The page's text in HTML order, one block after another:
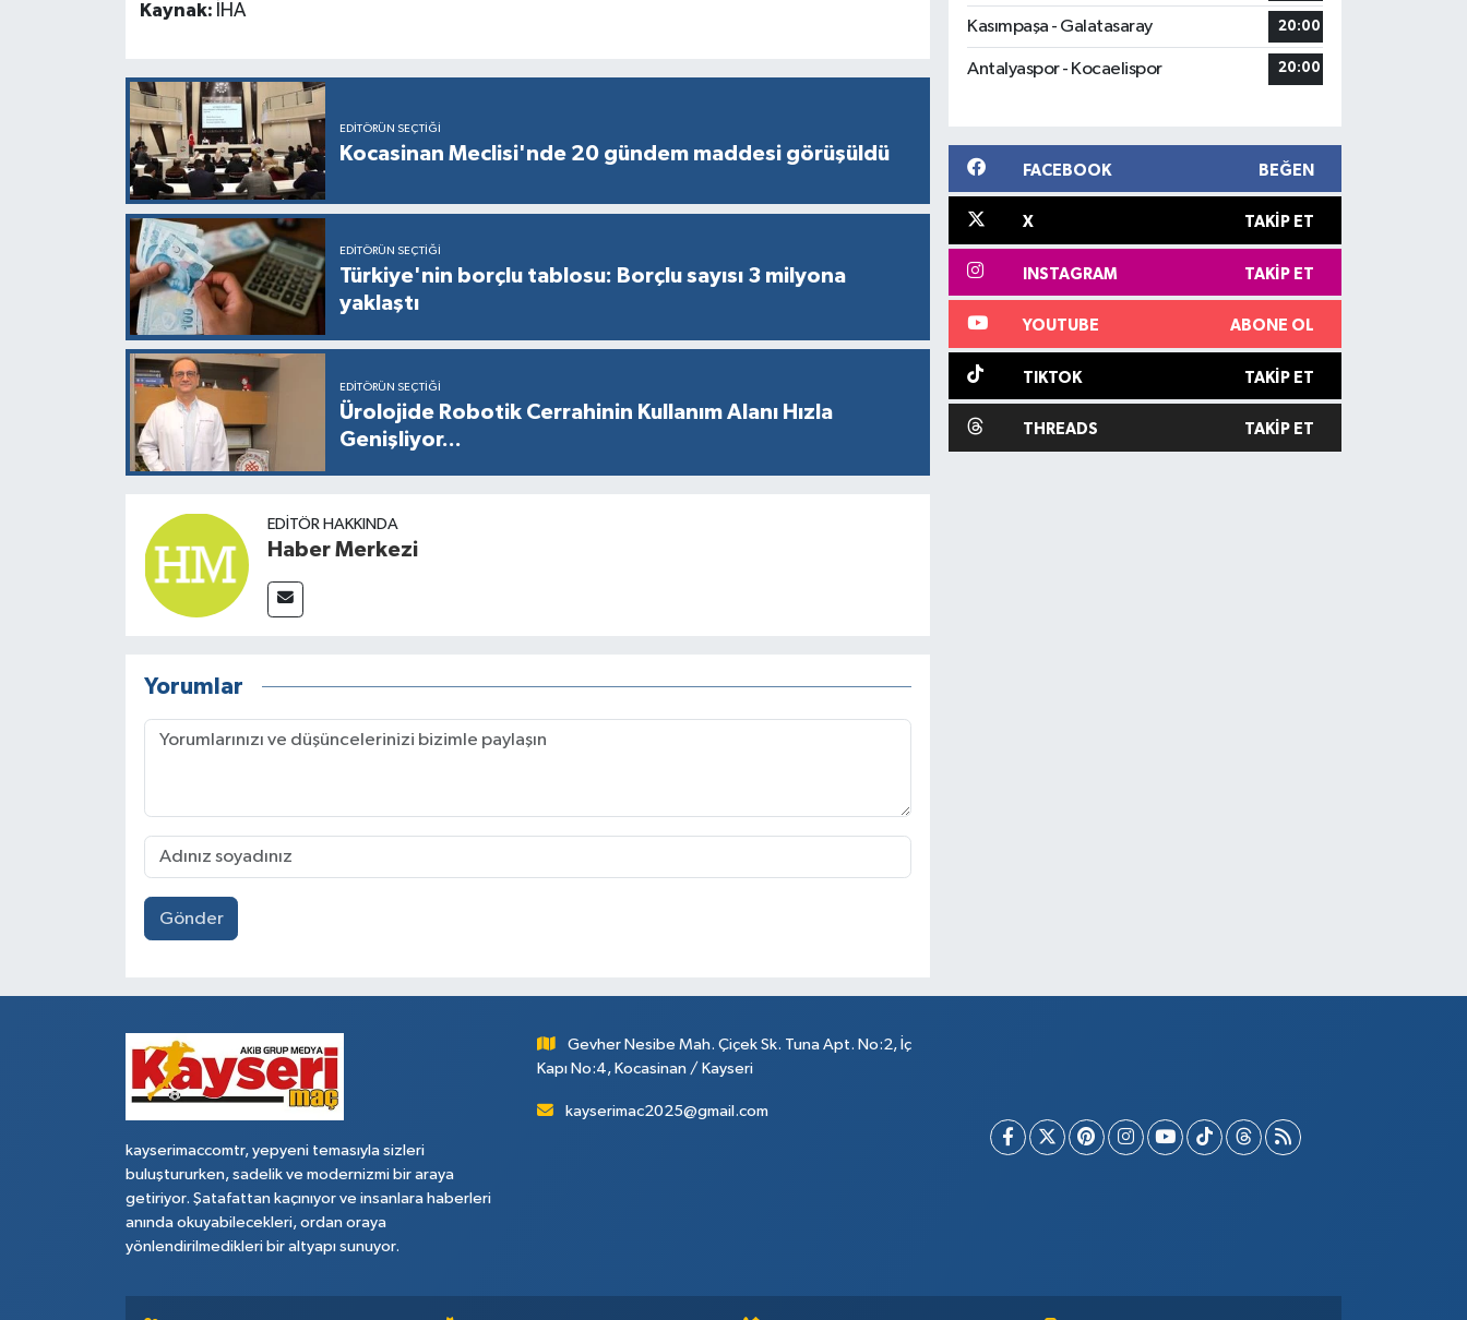
Kaynak: İHA
EDITÖRÜN SEÇTIĞI
Kocasinan Meclisi'nde 20 gündem maddesi görüşüldü
EDITÖRÜN SEÇTIĞI
Türkiye'nin borçlu tablosu: Borçlu sayısı 3 milyona
yaklaştı
EDITÖRÜN SEÇTIĞI
Ürolojide Robotik Cerrahinin Kullanım Alanı Hızla
Genişliyor...
EDITÖR HAKKINDA
Haber Merkezi
Yorumlar
Gönder
Kasımpaşa - Galatasaray 20:00
Antalyaspor - Kocaelispor 20:00
FACEBOOK BEĞEN
X TAKIP ET
INSTAGRAM TAKIP ET
YOUTUBE ABONE OL
TIKTOK TAKIP ET
THREADS TAKIP ET
kayserimaccomtr, yepyeni temasıyla sizleri
buluştururken, sadelik ve modernizmi bir araya
getiriyor. Şatafattan kaçınıyor ve insanlara haberleri
anında okuyabilecekleri, ordan oraya
yönlendirilmedikleri bir altyapı sunuyor.
Gevher Nesibe Mah. Çiçek Sk. Tuna Apt. No:2, İç
Kapı No:4, Kocasinan / Kayseri
kayserimac2025@gmail.com